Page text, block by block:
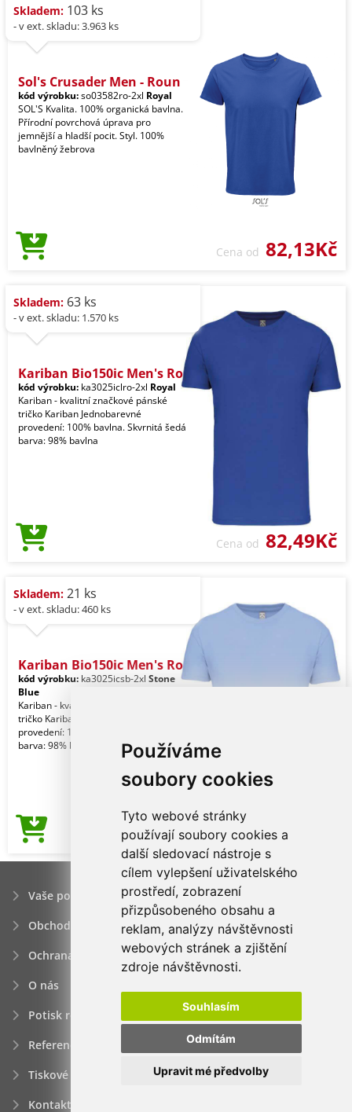
Používáme
soubory cookies
Tyto webové stránky
používají soubory cookies a
další sledovací nástroje s
cílem vylepšení uživatelského
prostředí, zobrazení
přizpůsobeného obsahu a
reklam, analýzy návštěvnosti
webových stránek a zjištění
zdroje návštěvnosti.
Souhlasím
Odmítám
Upravit mé předvolby
Skladem: 103 ks
- v ext. skladu: 3.963 ks
Sol's Crusader Men - Roun
kód výrobku:so03582ro-2xl Royal
SOL'S Kvalita. 100% organická bavlna.
Přírodní povrchová úprava pro
jemnější a hladší pocit. Styl. 100%
bavlněný žebrova
Cena od 82,13Kč
Skladem: 63 ks
- v ext. skladu: 1.570 ks
Kariban Bio150ic Men's Ro
kód výrobku: ka3025iclro-2xl Royal
Kariban - kvalitní značkové pánské
tričko Kariban Jednobarevné
provedení: 100% bavlna. Skvrnitá šedá
barva: 98% bavlna
Cena od 82,49Kč
Skladem: 21 ks
- v ext. skladu: 460 ks
Kariban Bio150ic Men's Ro
kód výrobku: ka3025icsb-2xl Stone
Blue
Kariban - kvalitní značkové pánské
tričko Kariban Jednobarevné
provedení: 100% bavlna. Skvrnitá šedá
barva: 98% bavlna
Cena od82,49Kč
Vaše poptávka
Obchodní podmínky
Ochrana osobních údajú
O nás
Potisk reklamních předmětů
Reference
Tiskové zprávy
Kontakt